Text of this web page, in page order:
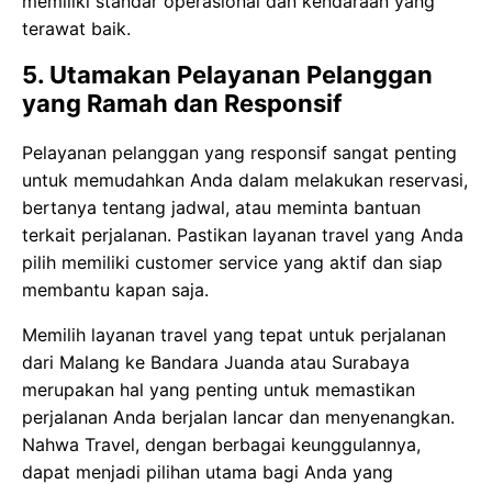
terawat baik.
5. Utamakan Pelayanan Pelanggan
yang Ramah dan Responsif
Pelayanan pelanggan yang responsif sangat penting
untuk memudahkan Anda dalam melakukan reservasi,
bertanya tentang jadwal, atau meminta bantuan
terkait perjalanan. Pastikan layanan travel yang Anda
pilih memiliki customer service yang aktif dan siap
membantu kapan saja.
Memilih layanan travel yang tepat untuk perjalanan
dari Malang ke Bandara Juanda atau Surabaya
merupakan hal yang penting untuk memastikan
perjalanan Anda berjalan lancar dan menyenangkan.
Nahwa Travel, dengan berbagai keunggulannya,
dapat menjadi pilihan utama bagi Anda yang